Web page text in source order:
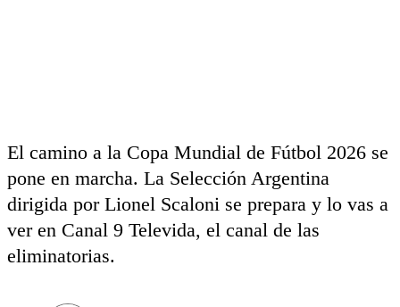
El camino a la Copa Mundial de Fútbol 2026 se
pone en marcha. La Selección Argentina
dirigida por Lionel Scaloni se prepara y lo vas a
ver en Canal 9 Televida, el canal de las
eliminatorias.